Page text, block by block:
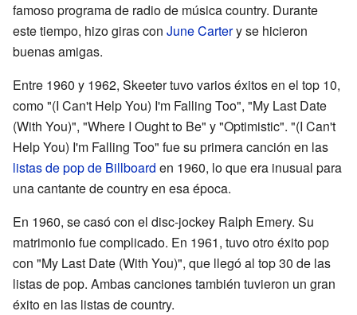
famoso programa de radio de música country. Durante
este tiempo, hizo giras con June Cartery se hicieron
buenas amigas.
Entre 1960 y 1962, Skeeter tuvo varios éxitos en el top 10,
como "(I Can't Help You) I'm Falling Too", "My Last Date
(With You)", "Where I Ought to Be" y "Optimistic". "(I Can't
Help You) I'm Falling Too" fue su primera canción en las
listas de pop de Billboard en 1960, lo que era inusual para
una cantante de country en esa época.
En 1960, se casó con el disc-jockey Ralph Emery. Su
matrimonio fue complicado. En 1961, tuvo otro éxito pop
con "My Last Date (With You)", que llegó al top 30 de las
listas de pop. Ambas canciones también tuvieron un gran
éxito en las listas de country.